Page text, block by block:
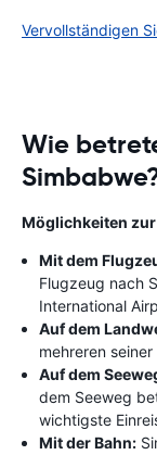
Vervollständigen
Wie
Möglichkeiten
Mit dem
Flugzeug nach
International
Auf dem
mehreren
Auf dem
dem Seeweg
wichtigste
Mit der Bahn: